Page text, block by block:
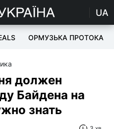
UA
ОРМУЗЬКА ПРОТОКА
должен
Байдена на
знать